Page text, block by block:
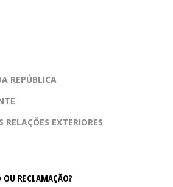
REPÚBLICA
EXTERIORES
RECLAMAÇÃO?